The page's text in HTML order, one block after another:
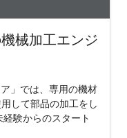
械加工エンジ
」では、専用の機材
して部品の加工をし
験からのスタート